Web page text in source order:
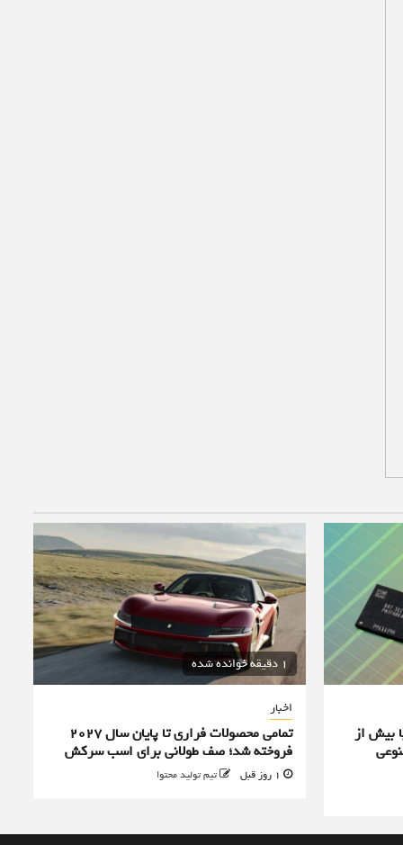
بیش از
1 دقیقه خوانده شده
اخبار
تمامی محصولات فراری تا پایان سال ۲۰۲۷
فروخته شد؛ صف طولانی برای اسب سرکش
تیم تولید محتوا